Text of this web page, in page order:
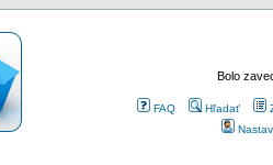
Bolo
FAQ Hľadať